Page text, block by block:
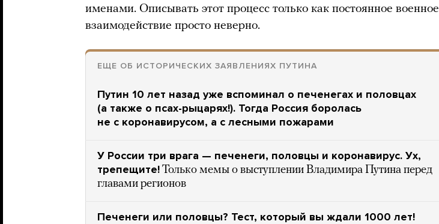
именами. Описывать этот процесс только как постоянное военное
взаимодействие просто неверно.
ЕЩЕ ОБ ИСТОРИЧЕСКИХ ЗАЯВЛЕНИЯХ ПУТИНА
Путин 10 лет назад уже вспоминал о печенегах и половцах
(а также о псах-рыцарях!). Тогда Россия боролась
не с коронавирусом, а с лесными пожарами
У России три врага — печенеги, половцы и коронавирус. Ух,
трепещите! Только мемы о выступлении Владимира Путина перед
главами регионов
Печенеги или половцы? Тест, который вы ждали 1000 лет!